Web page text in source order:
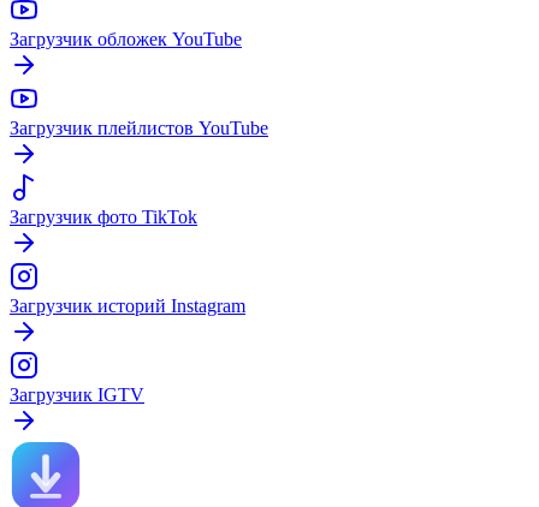
Загрузчик обложек YouTube
Загрузчик плейлистов YouTube
Загрузчик фото TikTok
Загрузчик историй Instagram
Загрузчик IGTV